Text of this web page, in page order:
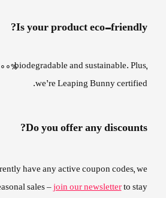
Is your product eco-friendly?
biodegradable and sustainable. Plus,
we’re Leaping Bunny certified.
Do you offer any discounts?
have any active coupon codes, we
sales –join our newsletterto stay